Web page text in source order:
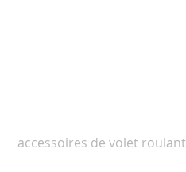
accessoires de volet roulant